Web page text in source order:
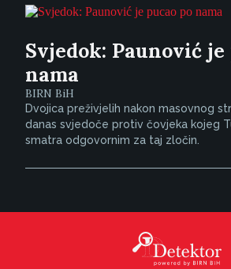
Svjedok: Paunović je
nama
BIRN BiH
Dvojica preživjelih nakon masovnog
danas svjedoče protiv čovjeka kojeg
smatra odgovornim za taj zločin.